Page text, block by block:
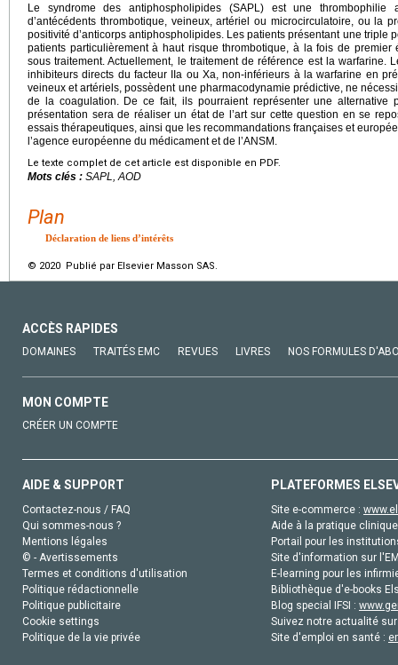
Le syndrome des antiphospholipides (SAPL) est une thrombophilie
d’antécédents thrombotique, veineux, artériel ou microcirculatoire, ou la
positivité d’anticorps antiphospholipides. Les patients présentant une triple
patients particulièrement à haut risque thrombotique, à la fois de
sous traitement. Actuellement, le traitement de référence est la warfarine.
inhibiteurs directs du facteur IIa ou Xa, non-inférieurs à la warfarine en
veineux et artériels, possèdent une pharmacodynamie prédictive, ne
de la coagulation. De ce fait, ils pourraient représenter une alternative
présentation sera de réaliser un état de l’art sur cette question en se
essais thérapeutiques, ainsi que les recommandations françaises et
l’agence européenne du médicament et de l’ANSM.
Le texte complet de cet article est disponible en PDF.
Mots clés : SAPL, AOD
Plan
Déclaration de liens d’intérêts
© 2020 Publié par Elsevier Masson SAS.
ACCÈS RAPIDES
DOMAINES TRAITÉS EMC REVUES LIVRES NOS FORMULES
MON COMPTE
CRÉER UN COMPTE
AIDE & SUPPORT
Contactez-nous / FAQ
Qui sommes-nous ?
Mentions légales
© - Avertissements
Termes et conditions d'utilisation
Politique rédactionnelle
Politique publicitaire
Cookie settings
Politique de la vie privée
PLATEFORMES
Site e-commerce :
Aide à la pratique
Portail pour les
Site d'information sur
E-learning pour les
Bibliothèque d'e-books
Blog special IFSI :
Suivez notre actualité
Site d'emploi en santé :